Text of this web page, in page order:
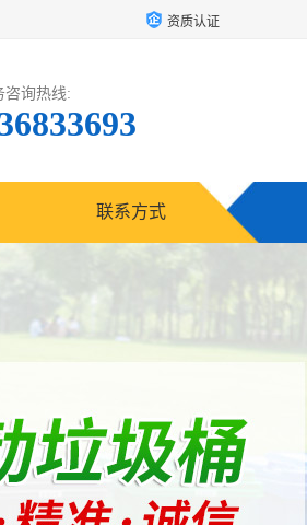
资质认证
咨询热线:
联系方式